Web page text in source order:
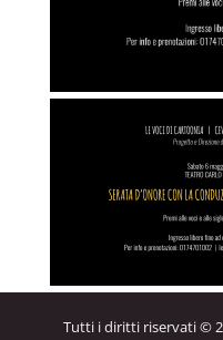
Tutti i diritti riservati ©